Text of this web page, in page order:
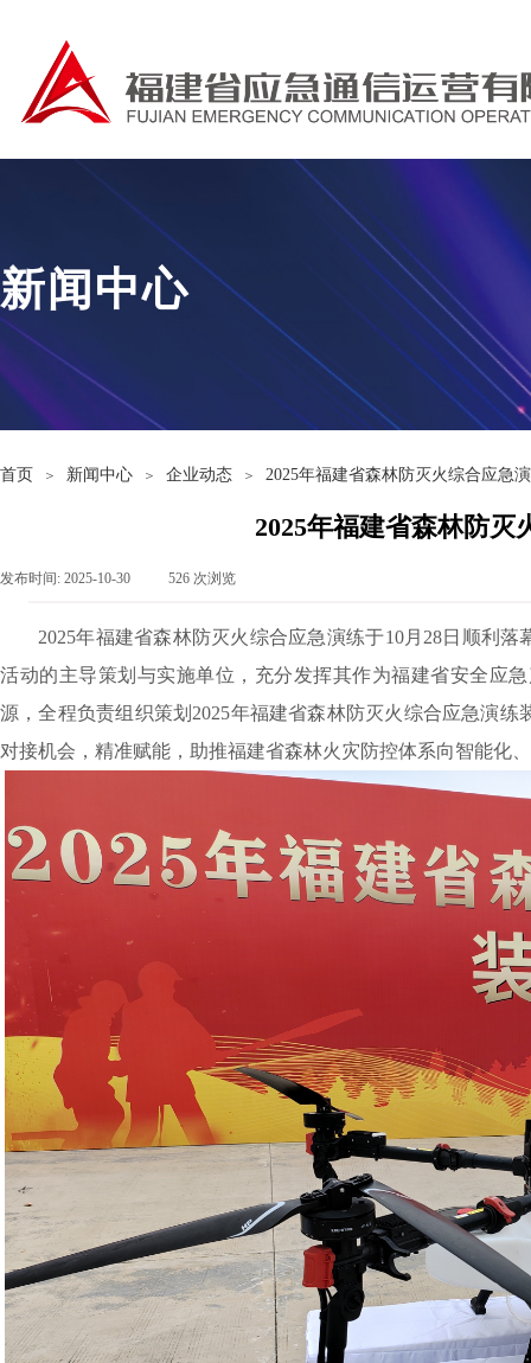
新闻中心
首页 ＞ 新闻中心 ＞ 企业动态 ＞ 2025年福建省森林防灭火综合应急
2025年福建省森林防灭
发布时间: 2025-10-30 526 次浏览
2025年福建省森林防灭火综合应急演练于10月28日顺利
活动的主导策划与实施单位，充分发挥其作为福建省安全应
源，全程负责组织策划2025年福建省森林防灭火综合应急演
对接机会，精准赋能，助推福建省森林火灾防控体系向智能化